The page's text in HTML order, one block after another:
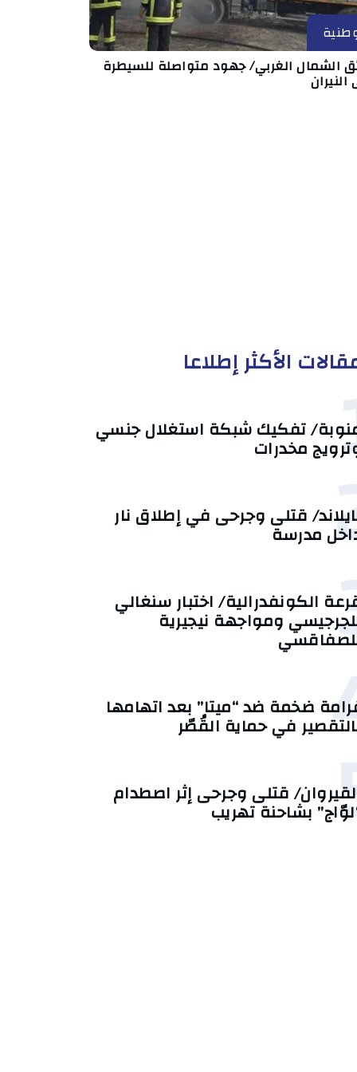
الشمال الغربي/ جهود متواصلة للسيطرة
الأكثر إطلاعا
تفكيك شبكة استغلال جنسي
مخدرات
قتلى وجرحى في إطلاق نار
مدرسة
الكونفدرالية/ اختبار سنغالي
ومواجهة نيجيرية
ضخمة ضد “ميتا” بعد اتهامها
في حماية القُصّر
قتلى وجرحى إثر اصطدام
بشاحنة تهريب